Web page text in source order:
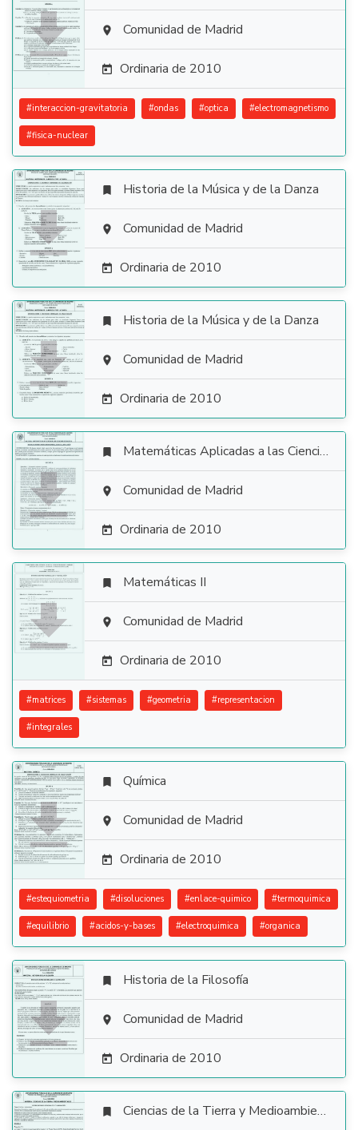
  Comunidad de Madrid
 Ordinaria de 2010
#interaccion-gravitatoria #ondas #optica #electromagnetismo
#fisica-nuclear

 Historia de la Música y de la Danza
 Comunidad de Madrid
 Ordinaria de 2010

 Historia de la Música y de la Danza
 Comunidad de Madrid
 Ordinaria de 2010

 Matemáticas Aplicadas a las Ciencias Sociales
 Comunidad de Madrid
 Ordinaria de 2010

 Matemáticas II
 Comunidad de Madrid
 Ordinaria de 2010
#matrices #sistemas #geometria #representacion
#integrales

 Química
 Comunidad de Madrid
 Ordinaria de 2010
#estequiometria #disoluciones #enlace-quimico #termoquimica
#equilibrio #acidos-y-bases #electroquimica #organica

 Historia de la Filosofía
 Comunidad de Madrid
 Ordinaria de 2010
 Ciencias de la Tierra y Medioambientales